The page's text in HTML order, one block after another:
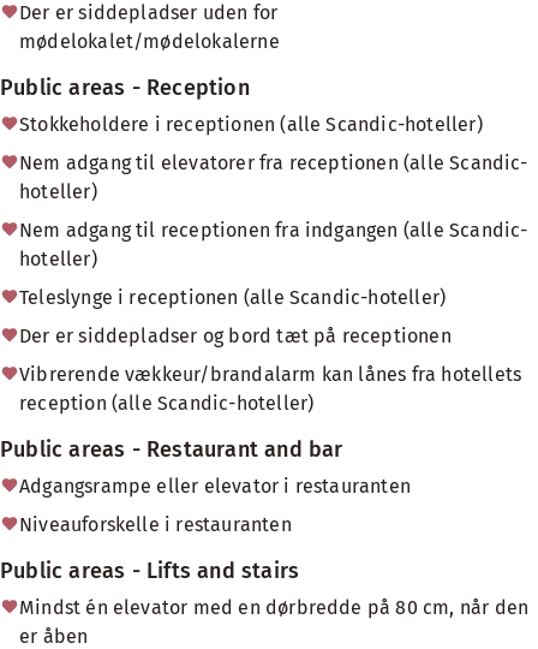
Der er siddepladser uden for
mødelokalet/mødelokalerne
Public areas - Reception
Stokkeholdere i receptionen (alle Scandic-hoteller)
Nem adgang til elevatorer fra receptionen (alle Scandic-
hoteller)
Nem adgang til receptionen fra indgangen (alle Scandic-
hoteller)
Teleslynge i receptionen (alle Scandic-hoteller)
Der er siddepladser og bord tæt på receptionen
Vibrerende vækkeur/brandalarm kan lånes fra hotellets
reception (alle Scandic-hoteller)
Public areas - Restaurant and bar
Adgangsrampe eller elevator i restauranten
Niveauforskelle i restauranten
Public areas - Lifts and stairs
Mindst én elevator med en dørbredde på 80 cm, når den
er åben